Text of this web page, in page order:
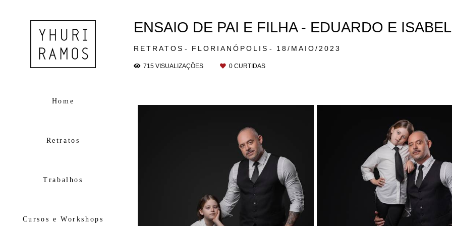
Home
Retratos
Trabalhos
Cursos e Workshops
RETRATOS FLORIANÓPOLIS 18/MAIO/2023
ENSAIO DE PAI E FILHA - EDUARDO E
715 VISUALIZAÇÕES 0 CURTIDAS